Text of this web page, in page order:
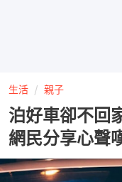
生活 親子
泊好車卻不回
網民分享心聲